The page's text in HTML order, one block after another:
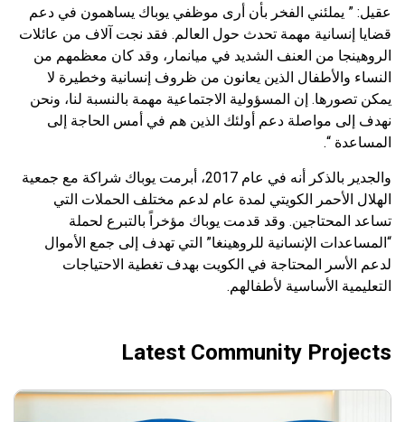
عقيل: ” يملئني الفخر بأن أرى موظفي يوباك يساهمون في دعم
قضايا إنسانية مهمة تحدث حول العالم. فقد نجت آلاف من عائلات
الروهينجا من العنف الشديد في ميانمار، وقد كان معظمهم من
النساء والأطفال الذين يعانون من ظروف إنسانية وخطيرة لا
يمكن تصورها. إن المسؤولية الاجتماعية مهمة بالنسبة لنا، ونحن
نهدف إلى مواصلة دعم أولئك الذين هم في أمس الحاجة إلى
المساعدة “.
والجدير بالذكر أنه في عام 2017، أبرمت يوباك شراكة مع جمعية
الهلال الأحمر الكويتي لمدة عام لدعم مختلف الحملات التي
تساعد المحتاجين. وقد قدمت يوباك مؤخراً بالتبرع لحملة
“المساعدات الإنسانية للروهينغا” التي تهدف إلى جمع الأموال
لدعم الأسر المحتاجة في الكويت بهدف تغطية الاحتياجات
التعليمية الأساسية لأطفالهم.
Latest Community Projects